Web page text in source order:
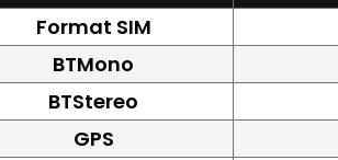
Format SIM
BTMono
BTStereo
GPS